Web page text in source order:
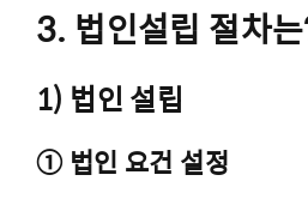
3. 법인설립 절차
1) 법인 설립
① 법인 요건 설정